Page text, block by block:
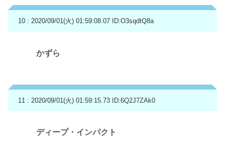
10 : 2020/09/01(火) 01:59:08.07 ID:O3sqdtQ8a
かずら
11 : 2020/09/01(火) 01:59:15.73 ID:6Q2J7ZAk0
ディープ・インパクト